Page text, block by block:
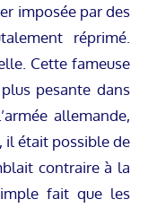
imposée par des
réprimé.
Cette fameuse
pesante dans
allemande,
il était possible de
contraire à la
fait que les